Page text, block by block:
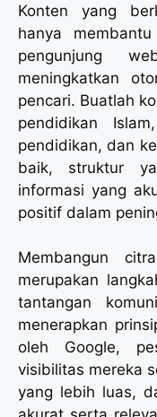
Konten yang
hanya
pengunjung
meningkatkan
pencari. Buatlah
pendidikan
pendidikan, dan
baik, struktur
informasi yang
positif dalam
Membangun
merupakan
tantangan
menerapkan
oleh Google,
visibilitas mereka
yang lebih luas,